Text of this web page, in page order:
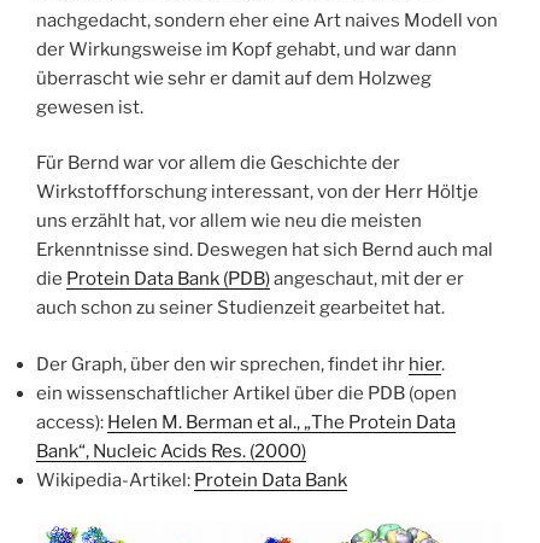
nachgedacht, sondern eher eine Art naives Modell von
der Wirkungsweise im Kopf gehabt, und war dann
überrascht wie sehr er damit auf dem Holzweg
gewesen ist.
Für Bernd war vor allem die Geschichte der
Wirkstoffforschung interessant, von der Herr Höltje
uns erzählt hat, vor allem wie neu die meisten
Erkenntnisse sind. Deswegen hat sich Bernd auch mal
die Protein Data Bank (PDB)angeschaut, mit der er
auch schon zu seiner Studienzeit gearbeitet hat.
Der Graph, über den wir sprechen, findet ihr hier.
ein wissenschaftlicher Artikel über die PDB (open
access): Helen M. Berman et al., „The Protein Data
Bank“, Nucleic Acids Res. (2000)
Wikipedia-Artikel: Protein Data Bank